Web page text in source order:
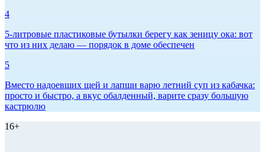
4
5-литровые пластиковые бутылки берегу как зеницу ока: вот
что из них делаю — порядок в доме обеспечен
5
Вместо надоевших щей и лапши варю летний суп из кабачка:
просто и быстро, а вкус обалденный, варите сразу большую
кастрюлю
16+